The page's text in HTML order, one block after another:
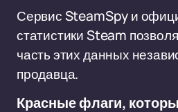
Сервис SteamSpy и
статистики Steam
часть этих данных
продавца.
Красные флаги,